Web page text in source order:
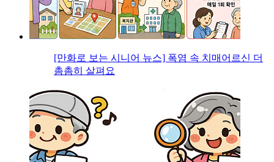
[만화로 보는 시니어 뉴스] 폭염 속 치매어르신 더
촘촘히 살펴요